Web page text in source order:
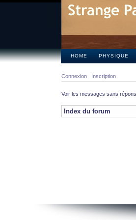
HOME PHYSIQUE
Connexion Inscription
Voir les messages sans
Index du forum